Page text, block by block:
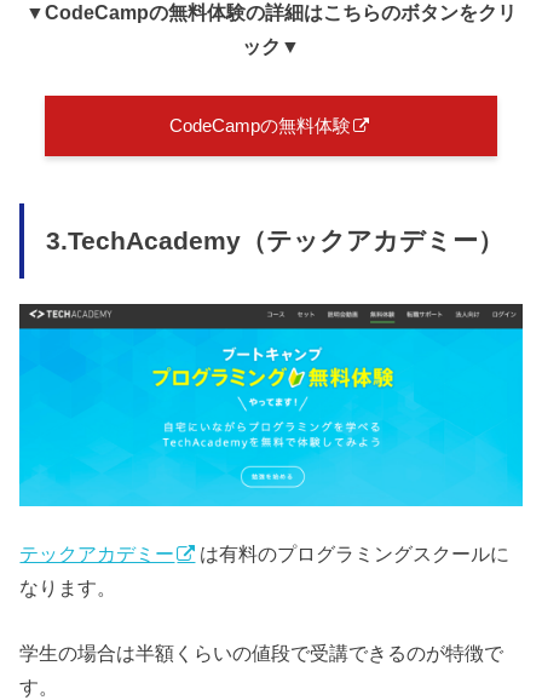
▼CodeCampの無料体験の詳細はこちらのボタンをクリ
ック▼
CodeCampの無料体験
3.TechAcademy（テックアカデミー）
テックアカデミー
は有料のプログラミングスクールに
なります。
学生の場合は半額くらいの値段で受講できるのが特徴で
す。